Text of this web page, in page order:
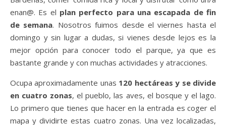
enan@. Es el plan perfecto para una escapada de fin
de semana. Nosotros fuimos desde el viernes hasta el
domingo y sin lugar a dudas, si vienes desde lejos es la
mejor opción para conocer todo el parque, ya que es
bastante grande y con muchas actividades y atracciones.
Ocupa aproximadamente unas 120 hectáreas y se divide
en cuatro zonas, el pueblo, las aves, el bosque y el lago.
Lo primero que tienes que hacer en la entrada es coger el
mapa y dividirte estas cuatro zonas. Una vez localizadas,